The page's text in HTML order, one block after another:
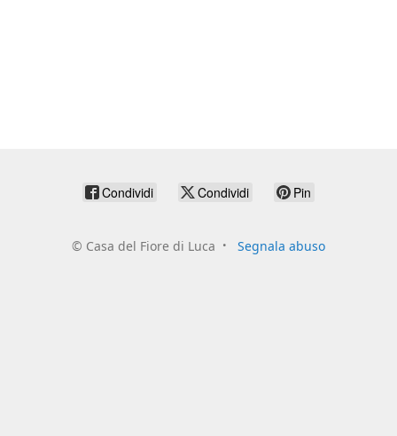
Condividi Condividi Pin
© Casa del Fiore di Luca Segnala abuso